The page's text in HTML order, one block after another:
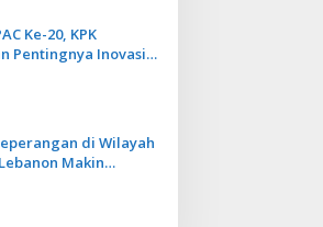
Ke-20, KPK
Pentingnya Inovasi
di Wilayah
Makin